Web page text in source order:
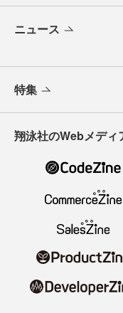
ニュース
特集
翔泳社のWebメディ